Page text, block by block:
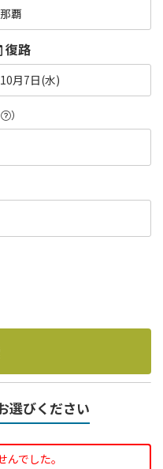
那覇
復路
10月7日(水)
）
選びください
でした。